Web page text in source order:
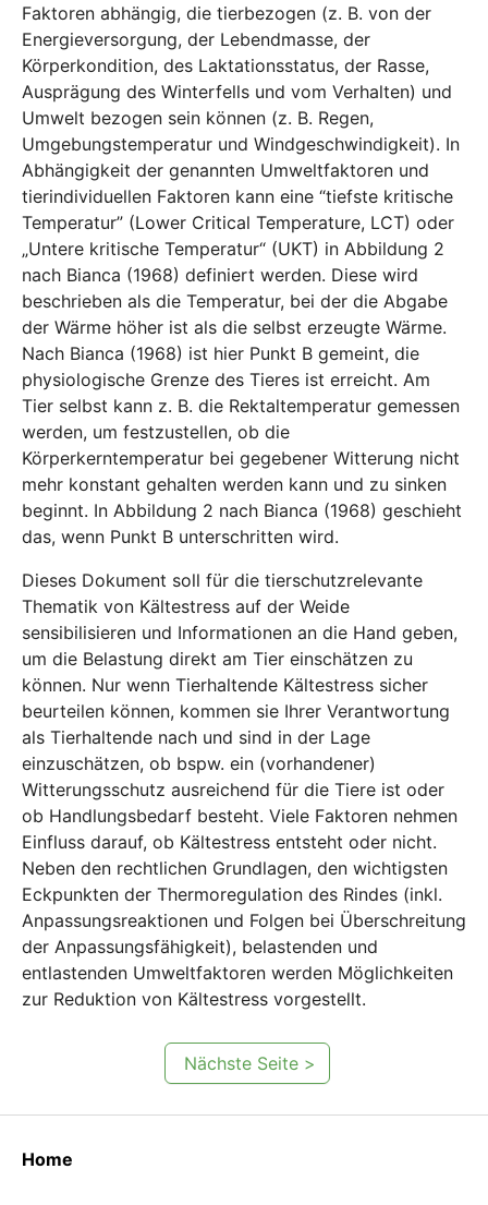
Faktoren abhängig, die tierbezogen (z. B. von der
Energieversorgung, der Lebendmasse, der
Körperkondition, des Laktationsstatus, der Rasse,
Ausprägung des Winterfells und vom Verhalten) und
Umwelt bezogen sein können (z. B. Regen,
Umgebungstemperatur und Windgeschwindigkeit). In
Abhängigkeit der genannten Umweltfaktoren und
tierindividuellen Faktoren kann eine “tiefste kritische
Temperatur” (Lower Critical Temperature, LCT) oder
„Untere kritische Temperatur“ (UKT) in Abbildung 2
nach Bianca (1968) definiert werden. Diese wird
beschrieben als die Temperatur, bei der die Abgabe
der Wärme höher ist als die selbst erzeugte Wärme.
Nach Bianca (1968) ist hier Punkt B gemeint, die
physiologische Grenze des Tieres ist erreicht. Am
Tier selbst kann z. B. die Rektaltemperatur gemessen
werden, um festzustellen, ob die
Körperkerntemperatur bei gegebener Witterung nicht
mehr konstant gehalten werden kann und zu sinken
beginnt. In Abbildung 2 nach Bianca (1968) geschieht
das, wenn Punkt B unterschritten wird.
Dieses Dokument soll für die tierschutzrelevante
Thematik von Kältestress auf der Weide
sensibilisieren und Informationen an die Hand geben,
um die Belastung direkt am Tier einschätzen zu
können. Nur wenn Tierhaltende Kältestress sicher
beurteilen können, kommen sie Ihrer Verantwortung
als Tierhaltende nach und sind in der Lage
einzuschätzen, ob bspw. ein (vorhandener)
Witterungsschutz ausreichend für die Tiere ist oder
ob Handlungsbedarf besteht. Viele Faktoren nehmen
Einfluss darauf, ob Kältestress entsteht oder nicht.
Neben den rechtlichen Grundlagen, den wichtigsten
Eckpunkten der Thermoregulation des Rindes (inkl.
Anpassungsreaktionen und Folgen bei Überschreitung
der Anpassungsfähigkeit), belastenden und
entlastenden Umweltfaktoren werden Möglichkeiten
zur Reduktion von Kältestress vorgestellt.
Nächste Seite >
Home